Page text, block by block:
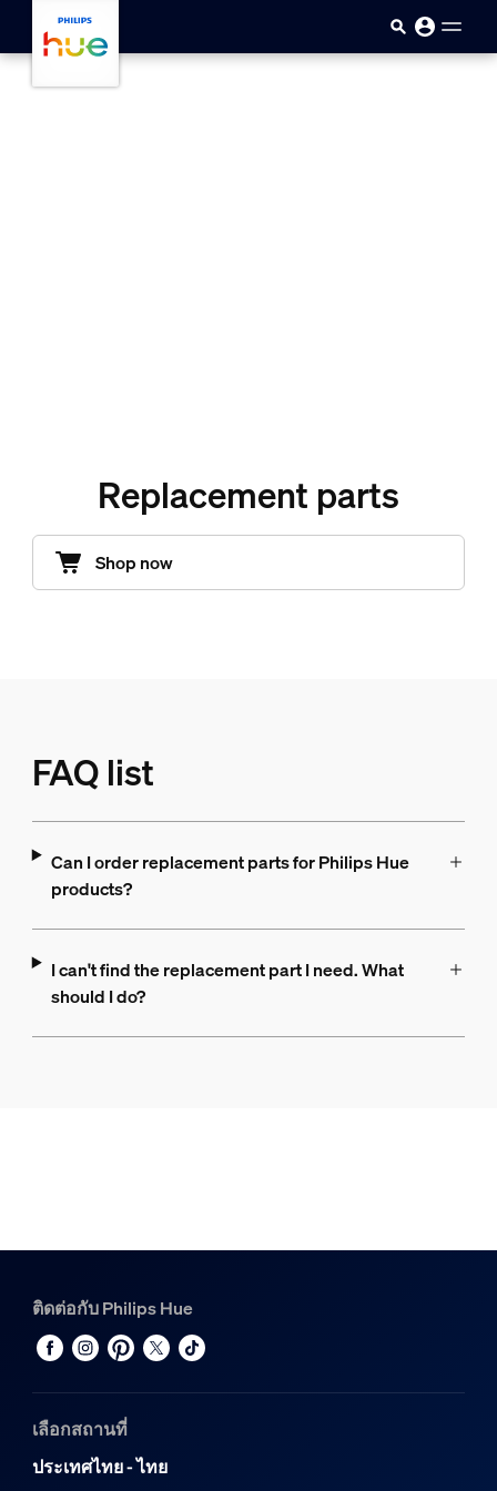
Replacement parts
Shop now
FAQ list
Can I order replacement parts for Philips Hue
products?
I can't find the replacement part I need. What
should I do?
ติดต่อกับ Philips Hue
เลือกสถานที่
ประเทศไทย - ไทย